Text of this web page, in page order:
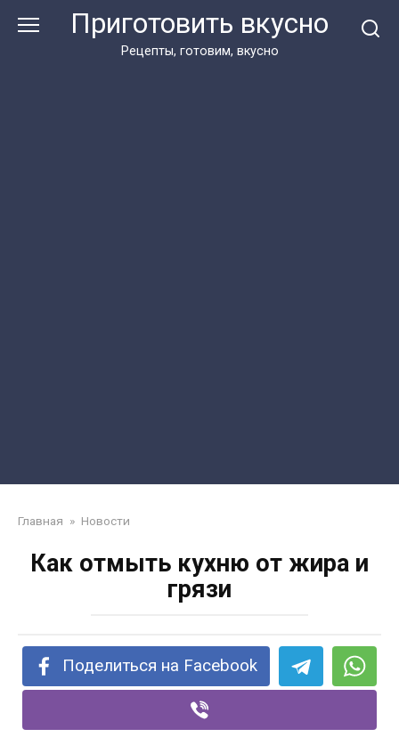
Приготовить вкусно
Рецепты, готовим, вкусно
Главная » Новости
Как отмыть кухню от жира и
грязи
Поделиться на Facebook